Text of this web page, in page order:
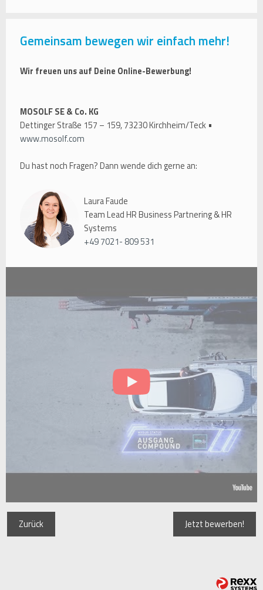
Gemeinsam bewegen wir einfach mehr!
Wir freuen uns auf Deine Online-Bewerbung!
MOSOLF SE & Co. KG
Dettinger Straße 157 – 159, 73230 Kirchheim/Teck •
www.mosolf.com
Du hast noch Fragen? Dann wende dich gerne an:
Laura Faude
Team Lead HR Business Partnering & HR
Systems
+49 7021- 809 531
Zurück Jetzt bewerben!